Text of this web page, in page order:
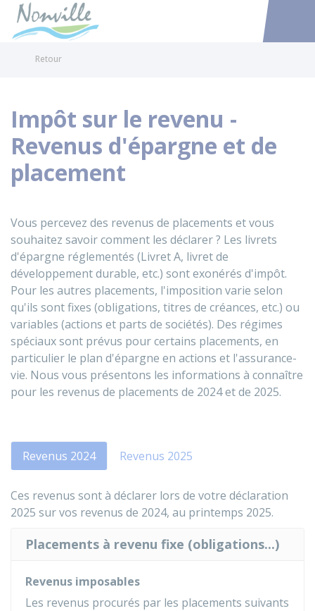
Accéder
Retour
Impôt sur le revenu -
Revenus d'épargne et de
placement
Vous percevez des revenus de placements et vous
souhaitez savoir comment les déclarer ? Les livrets
d'épargne réglementés (Livret A, livret de
développement durable, etc.) sont exonérés d'impôt.
Pour les autres placements, l'imposition varie selon
qu'ils sont fixes (obligations, titres de créances, etc.) ou
variables (actions et parts de sociétés). Des régimes
spéciaux sont prévus pour certains placements, en
particulier le plan d'épargne en actions et l'assurance-
vie. Nous vous présentons les informations à connaître
pour les revenus de placements de 2024 et de 2025.
Revenus 2024 Revenus 2025
Ces revenus sont à déclarer lors de votre déclaration
2025 sur vos revenus de 2024, au printemps 2025.
Placements à revenu fixe (obligations...)
Revenus imposables
Les revenus procurés par les placements suivants